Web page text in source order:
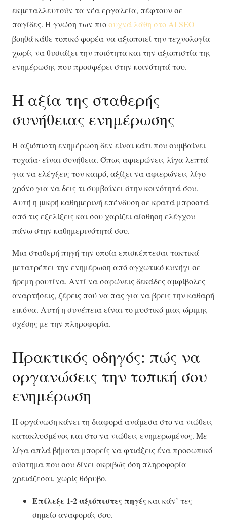
εκμεταλλευτούν τα νέα εργαλεία, πέφτουν σε
παγίδες. Η γνώση των πιοσυχνά λάθη στο AI SEO
βοηθά κάθε τοπικό φορέα να αξιοποιεί την τεχνολογία
χωρίς να θυσιάζει την ποιότητα και την αξιοπιστία της
ενημέρωσης που προσφέρει στην κοινότητά του.
Η αξία της σταθερής
συνήθειας ενημέρωσης
Η αξιόπιστη ενημέρωση δεν είναι κάτι που συμβαίνει
τυχαία· είναι συνήθεια. Όπως αφιερώνεις λίγα λεπτά
για να ελέγξεις τον καιρό, αξίζει να αφιερώνεις λίγο
χρόνο για να δεις τι συμβαίνει στην κοινότητά σου.
Αυτή η μικρή καθημερινή επένδυση σε κρατά μπροστά
από τις εξελίξεις και σου χαρίζει αίσθηση ελέγχου
πάνω στην καθημερινότητά σου.
Μια σταθερή πηγή την οποία επισκέπτεσαι τακτικά
μετατρέπει την ενημέρωση από αγχωτικό κυνήγι σε
ήρεμη ρουτίνα. Αντί να σαρώνεις δεκάδες αμφίβολες
αναρτήσεις, ξέρεις πού να πας για να βρεις την καθαρή
εικόνα. Αυτή η συνέπεια είναι το μυστικό μιας ώριμης
σχέσης με την πληροφορία.
Πρακτικός οδηγός: πώς να
οργανώσεις την τοπική σου
ενημέρωση
Η οργάνωση κάνει τη διαφορά ανάμεσα στο να νιώθεις
κατακλυσμένος και στο να νιώθεις ενημερωμένος. Με
λίγα απλά βήματα μπορείς να φτιάξεις ένα προσωπικό
σύστημα που σου δίνει ακριβώς όση πληροφορία
χρειάζεσαι, χωρίς θόρυβο.
Επίλεξε 1-2 αξιόπιστες πηγέςκαι κάν’ τες
σημείο αναφοράς σου.